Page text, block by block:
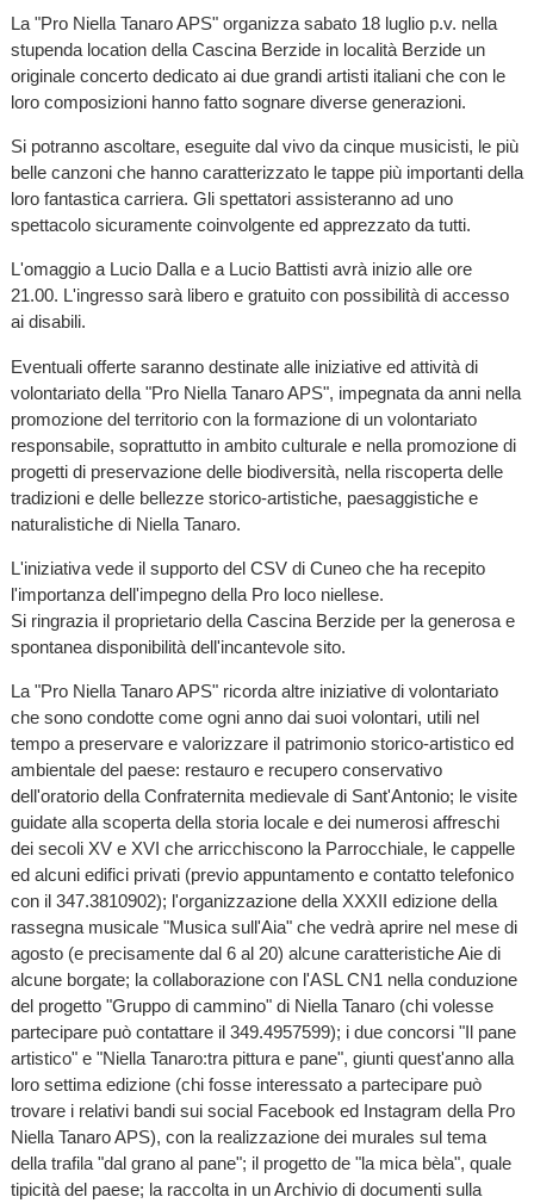
La "Pro Niella Tanaro APS" organizza sabato 18 luglio p.v. nella
stupenda location della Cascina Berzide in località Berzide un
originale concerto dedicato ai due grandi artisti italiani che con le
loro composizioni hanno fatto sognare diverse generazioni.
Si potranno ascoltare, eseguite dal vivo da cinque musicisti, le più
belle canzoni che hanno caratterizzato le tappe più importanti della
loro fantastica carriera. Gli spettatori assisteranno ad uno
spettacolo sicuramente coinvolgente ed apprezzato da tutti.
L'omaggio a Lucio Dalla e a Lucio Battisti avrà inizio alle ore
21.00. L'ingresso sarà libero e gratuito con possibilità di accesso
ai disabili.
Eventuali offerte saranno destinate alle iniziative ed attività di
volontariato della "Pro Niella Tanaro APS", impegnata da anni nella
promozione del territorio con la formazione di un volontariato
responsabile, soprattutto in ambito culturale e nella promozione di
progetti di preservazione delle biodiversità, nella riscoperta delle
tradizioni e delle bellezze storico-artistiche, paesaggistiche e
naturalistiche di Niella Tanaro.
L'iniziativa vede il supporto del CSV di Cuneo che ha recepito
l'importanza dell'impegno della Pro loco niellese.
Si ringrazia il proprietario della Cascina Berzide per la generosa e
spontanea disponibilità dell'incantevole sito.
La "Pro Niella Tanaro APS" ricorda altre iniziative di volontariato
che sono condotte come ogni anno dai suoi volontari, utili nel
tempo a preservare e valorizzare il patrimonio storico-artistico ed
ambientale del paese: restauro e recupero conservativo
dell'oratorio della Confraternita medievale di Sant'Antonio; le visite
guidate alla scoperta della storia locale e dei numerosi affreschi
dei secoli XV e XVI che arricchiscono la Parrocchiale, le cappelle
ed alcuni edifici privati (previo appuntamento e contatto telefonico
con il 347.3810902); l'organizzazione della XXXII edizione della
rassegna musicale "Musica sull'Aia" che vedrà aprire nel mese di
agosto (e precisamente dal 6 al 20) alcune caratteristiche Aie di
alcune borgate; la collaborazione con l'ASL CN1 nella conduzione
del progetto "Gruppo di cammino" di Niella Tanaro (chi volesse
partecipare può contattare il 349.4957599); i due concorsi "Il pane
artistico" e "Niella Tanaro:tra pittura e pane", giunti quest'anno alla
loro settima edizione (chi fosse interessato a partecipare può
trovare i relativi bandi sui social Facebook ed Instagram della Pro
Niella Tanaro APS), con la realizzazione dei murales sul tema
della trafila "dal grano al pane"; il progetto de "la mica bèla", quale
tipicità del paese; la raccolta in un Archivio di documenti sulla